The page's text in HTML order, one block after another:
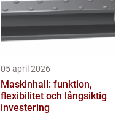
05 april 2026
Maskinhall: funktion,
flexibilitet och långsiktig
investering